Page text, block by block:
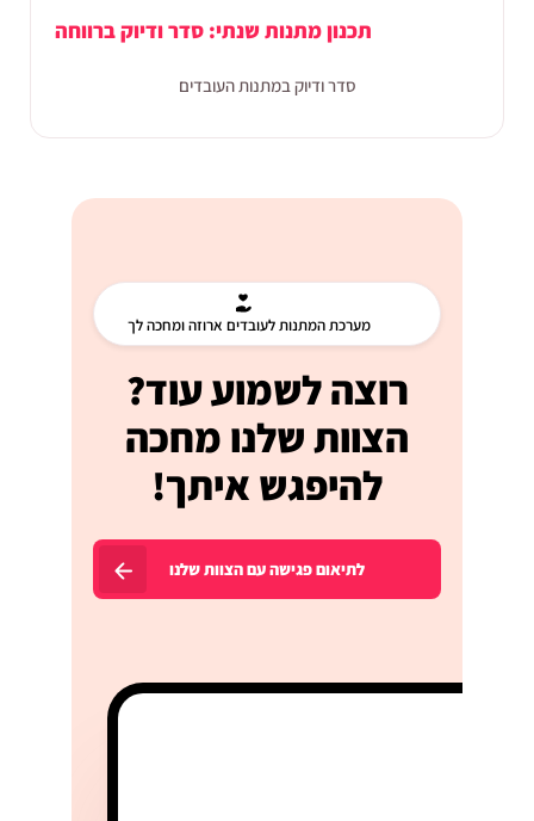
תכנון מתנות שנתי: סדר ודיוק ברווחה
סדר ודיוק במתנות העובדים
מערכת המתנות לעובדים ארוזה ומחכה לך
רוצה לשמוע עוד?
הצוות שלנו מחכה
להיפגש איתך!
לתיאום פגישה עם הצוות שלנו